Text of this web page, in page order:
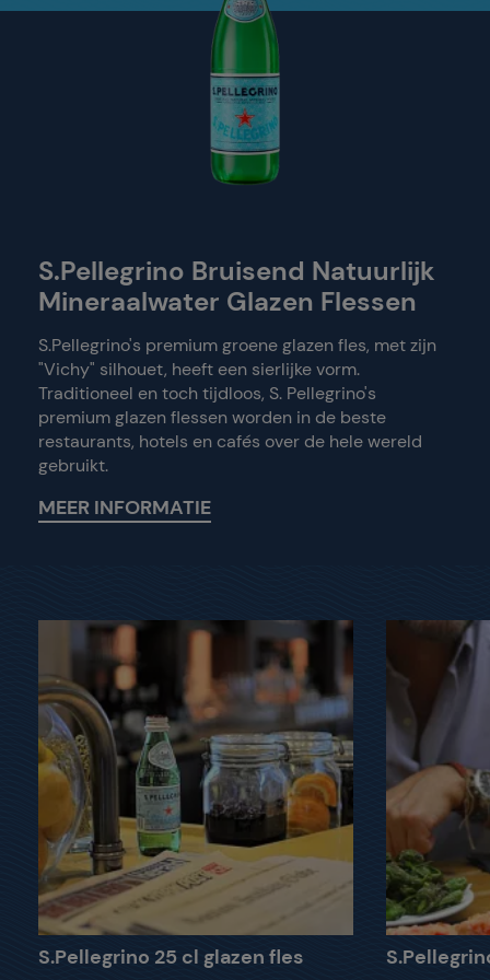
S.Pellegrino Bruisend Natuurlijk
Mineraalwater Glazen Flessen
S.Pellegrino's premium groene glazen fles, met zijn
"Vichy" silhouet, heeft een sierlijke vorm.
Traditioneel en toch tijdloos, S. Pellegrino's
premium glazen flessen worden in de beste
restaurants, hotels en cafés over de hele wereld
gebruikt.
MEER INFORMATIE
S.Pellegrino 25 cl glazen fles